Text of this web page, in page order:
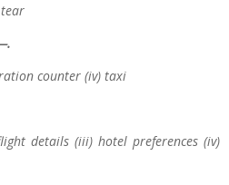
counter (iv) taxi
details (iii) hotel preferences (iv)